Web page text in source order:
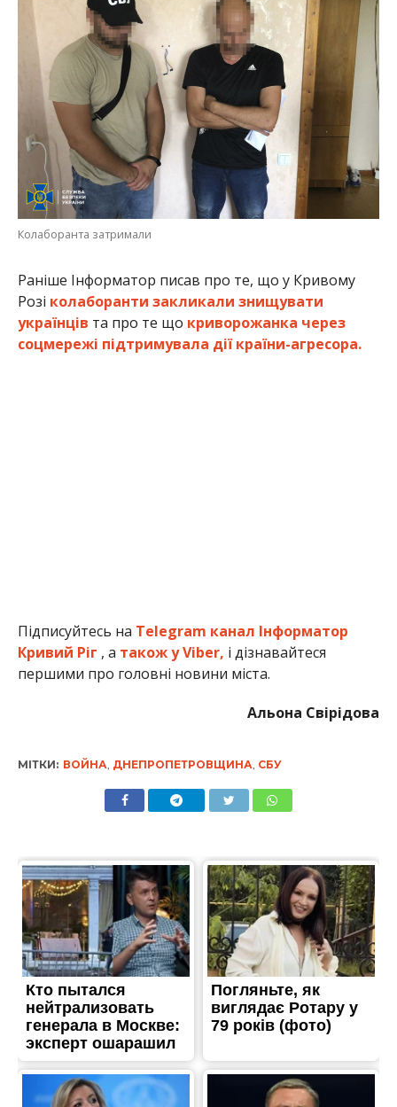
Колаборанта затримали
Раніше Інформатор писав про те, що у Кривому
Розі колаборанти закликали знищувати
українців та про те що криворожанка через
соцмережі підтримувала дії країни-агресора.
Підписуйтесь на Telegram канал Інформатор
Кривий Ріг , а також у Viber, і дізнавайтеся
першими про головні новини міста.
Альона Свірідова
МІТКИ: ВОЙНА, ДНЕПРОПЕТРОВЩИНА, СБУ